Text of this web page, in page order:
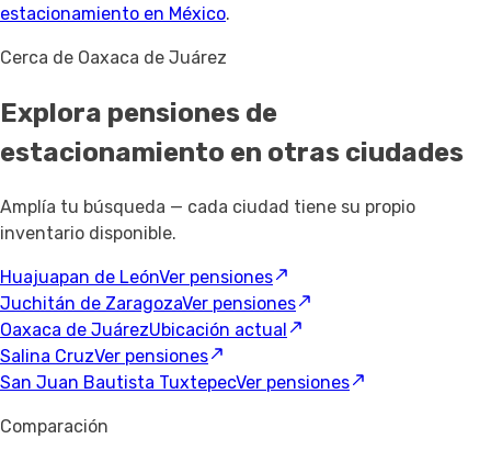
estacionamiento en México.
Cerca de Oaxaca de Juárez
Explora pensiones de
estacionamiento en otras ciudades
Amplía tu búsqueda — cada ciudad tiene su propio
inventario disponible.
Huajuapan de LeónVer pensiones
Juchitán de ZaragozaVer pensiones
Oaxaca de JuárezUbicación actual
Salina CruzVer pensiones
San Juan Bautista TuxtepecVer pensiones
Comparación